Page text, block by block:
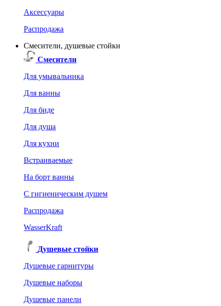
Аксессуары
Распродажа
Смесители, душевые стойки
Смесители
Для умывальника
Для ванны
Для биде
Для душа
Для кухни
Встраиваемые
На борт ванны
C гигиеническим душем
Распродажа
WasserKraft
Душевые стойки
Душевые гарнитуры
Душевые наборы
Душевые панели